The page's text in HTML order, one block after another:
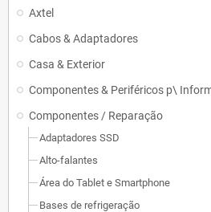
Axtel
Cabos & Adaptadores
Casa & Exterior
Componentes & Periféricos p\
Componentes / Reparação
Adaptadores SSD
Alto-falantes
Área do Tablet e Smartphone
Bases de refrigeração